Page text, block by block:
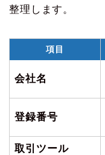
整理します。
項目
会社名
登録番号
取引ツール